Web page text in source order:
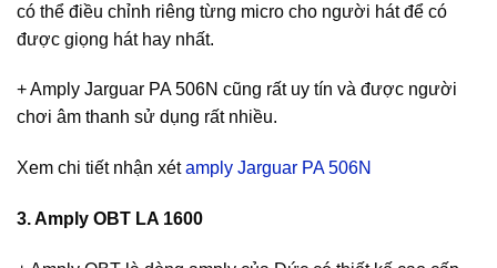
có thể điều chỉnh riêng từng micro cho người hát để có
được giọng hát hay nhất.
+ Amply Jarguar PA 506N cũng rất uy tín và được người
chơi âm thanh sử dụng rất nhiều.
Xem chi tiết nhận xétamply Jarguar PA 506N
3. Amply OBT LA 1600